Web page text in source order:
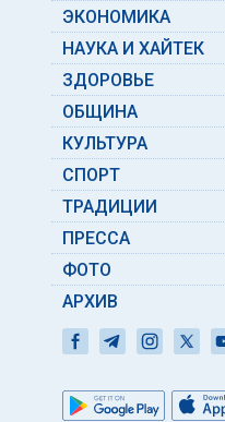
ЭКОНОМИКА
НАУКА И ХАЙТЕК
ЗДОРОВЬЕ
ОБЩИНА
КУЛЬТУРА
СПОРТ
ТРАДИЦИИ
ПРЕССА
ФОТО
АРХИВ